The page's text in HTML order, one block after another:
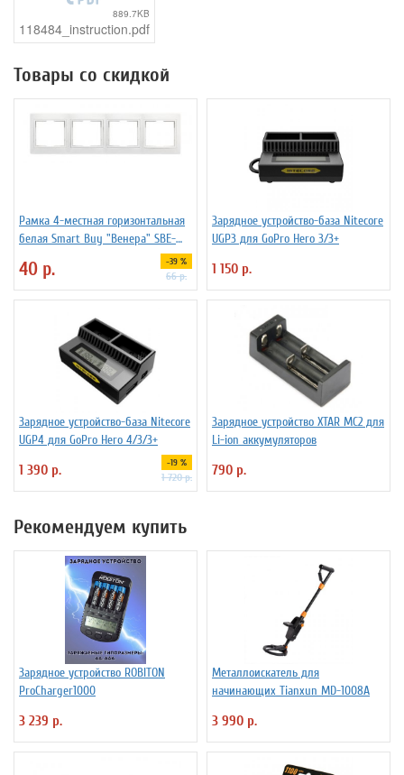
889.7KB
118484_instruction.pdf
Товары со скидкой
Рамка 4-местная горизонтальная
белая Smart Buy "Венера" SBE-
40 р. -39 %
66 р.
Зарядное устройство-база Nitecore
UGP3 для GoPro Hero 3/3+
1 150 р.
Зарядное устройство-база Nitecore
UGP4 для GoPro Hero 4/3/3+
1 390 р. -19 %
1 720 р.
Зарядное устройство XTAR MC2 для
Li-ion аккумуляторов
790 р.
Рекомендуем купить
Зарядное устройство ROBITON
ProCharger1000
3 239 р.
Металлоискатель для
начинающих Tianxun MD-1008A
3 990 р.